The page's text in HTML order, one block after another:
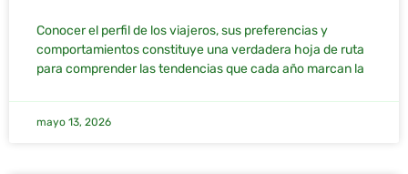
Conocer el perfil de los viajeros, sus preferencias y
comportamientos constituye una verdadera hoja de ruta
para comprender las tendencias que cada año marcan la
mayo 13, 2026